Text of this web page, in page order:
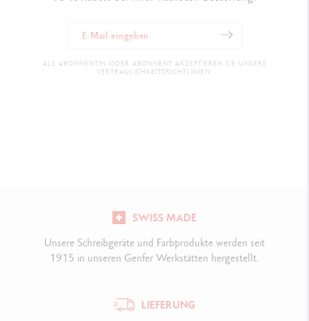
ALS ABONNENTIN ODER ABONNENT AKZEPTIEREN SIE UNSERE
VERTRAULICHKEITSRICHTLINIEN.
SWISS MADE
Unsere Schreibgeräte und Farbprodukte werden seit
1915 in unseren Genfer Werkstätten hergestellt.
LIEFERUNG